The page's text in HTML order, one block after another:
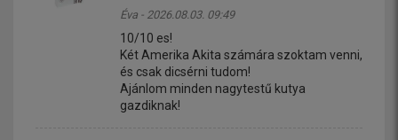
Éva - 2026.08.03. 09:49
10/10 es!
Két Amerika Akita számára szoktam venni,
és csak dicsérni tudom!
Ajánlom minden nagytestű kutya
gazdiknak!